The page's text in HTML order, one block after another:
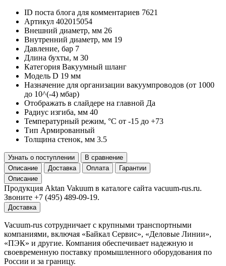
ID поста блога для комментариев 7621
Артикул 402015054
Внешний диаметр, мм 26
Внутренний диаметр, мм 19
Давление, бар 7
Длина бухты, м 30
Категория Вакуумный шланг
Модель D 19 мм
Назначение для организации вакуумпроводов (от 1000
до 10^(-4) мбар)
Отображать в слайдере на главной Да
Радиус изгиба, мм 40
Температурный режим, °С от -15 до +73
Тип Армированный
Толщина стенок, мм 3.5
Узнать о поступлении
В сравнение
Описание
Доставка Оплата
Гарантии
Описание
Продукция Aktan Vakuum в каталоге сайта vacuum-rus.ru.
Звоните +7 (495) 489-09-19.
Доставка
Vacuum-rus сотрудничает с крупными транспортными
компаниями, включая «Байкал Сервис», «Деловые Линии»,
«ПЭК» и другие. Компания обеспечивает надежную и
своевременную поставку промышленного оборудования по
России и за границу.